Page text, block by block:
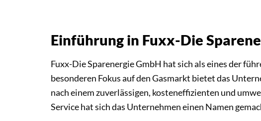
Einführung in Fuxx-Die
Fuxx-Die Sparenergie GmbH hat sich als eines der
besonderen Fokus auf den Gasmarkt bietet das
nach einem zuverlässigen, kosteneffizienten und
Service hat sich das Unternehmen einen Namen